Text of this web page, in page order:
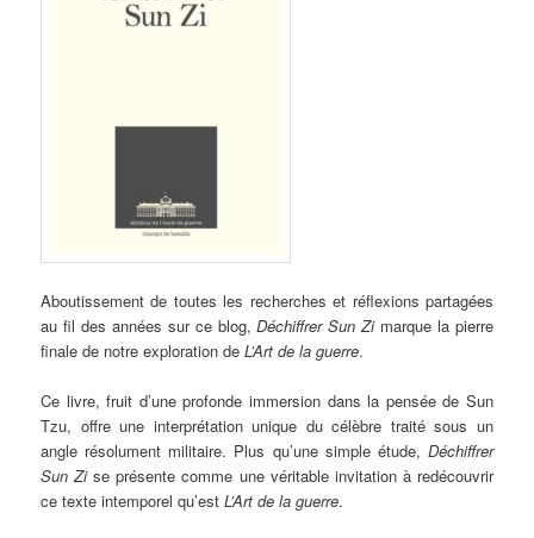
Aboutissement de toutes les recherches et réflexions partagées
au fil des années sur ce blog,Déchiffrer Sun Zimarque la pierre
finale de notre exploration deL’Art de la guerre.
Ce livre, fruit d’une profonde immersion dans la pensée de Sun
Tzu, offre une interprétation unique du célèbre traité sous un
angle résolument militaire. Plus qu’une simple étude, Déchiffrer
Sun Zise présente comme une véritable invitation à redécouvrir
ce texte intemporel qu’estL’Art de la guerre.